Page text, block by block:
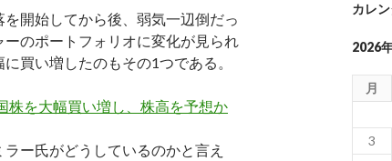
開始してから後、弱気一辺倒だっ
のポートフォリオに変化が見られ
買い増したのもその1つである。
株を大幅買い増し、株高を予想か
ー氏がどうしているのかと言え
カレ
2026
月
3